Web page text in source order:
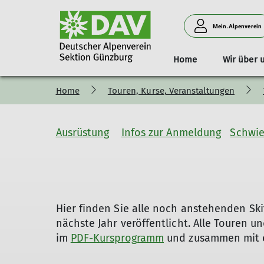
Mein.Alpenverein
Home Wir über
Vorstand Social Media
MTB-Trail auf Instagram
News - aktuell
Infos & Anmeldung
Teilnahmegebühren
Gesamtprogramm
Jugend
Jungmannschaft
Öffnungszeiten Eintrittspreise
MTB - Hauptseite MTB - Trails
Geschäftsstelle
Kontaktformular
Mitgliedschaft
Mitglied werden
Home Touren, Kurse, Veranstaltungen
Ausrüstung Infos zur Anmeldung
Hier finden Sie alle noch anstehenden
nächste Jahr veröffentlicht. Alle Touren
im PDF-Kursprogramm und zusammen